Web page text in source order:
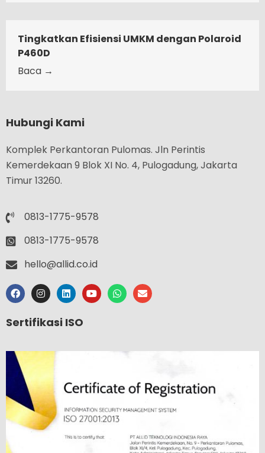
Tingkatkan Efisiensi UMKM dengan Polaroid
P460D
Baca →
Hubungi Kami
Komplek Perkantoran Pulomas. Jln Perintis
Kemerdekaan 9 Blok XI No. 4, Pulogadung, Jakarta
Timur 13260.
0813-1775-9578
0813-1775-9578
hello@allid.co.id
Sertifikasi ISO